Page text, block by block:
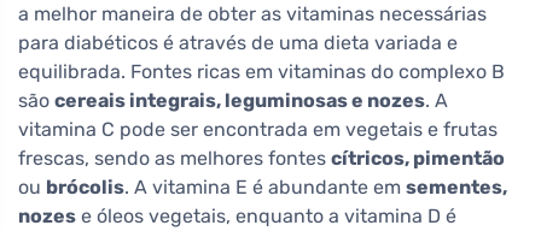
a melhor maneira de obter as vitaminas necessárias
para diabéticos é através de uma dieta variada e
equilibrada. Fontes ricas em vitaminas do complexo B
são cereais integrais, leguminosas e nozes. A
vitamina C pode ser encontrada em vegetais e frutas
frescas, sendo as melhores fontes cítricos, pimentão
ou brócolis. A vitamina E é abundante em sementes,
nozes e óleos vegetais, enquanto a vitamina D é